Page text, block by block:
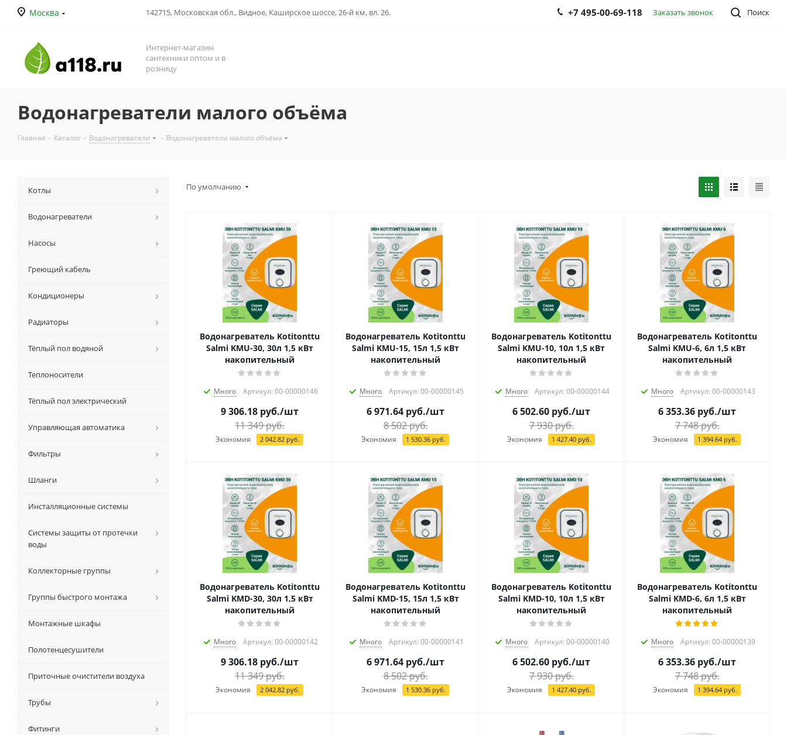
Москва 142715, Московская обл., Видное, Каширское шоссе, 26-й км, вл. 26. Поиск
+7 495-00-69-118 Заказать звонок
Интернет-магазин
сантехники оптом и в
розницу
Водонагреватели малого объёма
Главная - Каталог - Водонагреватели - Водонагреватели малого объёма
По умолчанию
Водонагреватель Kotitonttu
Salmi KMU-30, 30л 1,5 кВт
накопительный
Много Артикул: 00-00000146
9 306.18 руб./шт
11 349руб.
Экономия 2 042.82 руб.
Водонагреватель Kotitonttu
Salmi KMU-15, 15л 1,5 кВт
накопительный
Много Артикул: 00-00000145
6 971.64 руб./шт
8 502руб.
Экономия 1 530.36 руб.
Водонагреватель Kotitonttu
Salmi KMU-10, 10л 1,5 кВт
накопительный
Много Артикул: 00-00000144
6 502.60 руб./шт
7 930руб.
Экономия 1 427.40 руб.
Водонагреватель Kotitonttu
Salmi KMU-6, 6л 1,5 кВт
накопительный
Много Артикул: 00-00000143
6 353.36 руб./шт
7 748руб.
Экономия 1 394.64 руб.
Водонагреватель Kotitonttu
Salmi KMD-30, 30л 1,5 кВт
накопительный
Много Артикул: 00-00000142
9 306.18 руб./шт
11 349руб.
Экономия 2 042.82 руб.
Водонагреватель Kotitonttu
Salmi KMD-15, 15л 1,5 кВт
накопительный
Много Артикул: 00-00000141
6 971.64 руб./шт
8 502руб.
Экономия 1 530.36 руб.
Водонагреватель Kotitonttu
Salmi KMD-10, 10л 1,5 кВт
накопительный
Много Артикул: 00-00000140
6 502.60 руб./шт
7 930руб.
Экономия 1 427.40 руб.
Водонагреватель Kotitonttu
Salmi KMD-6, 6л 1,5 кВт
накопительный
Много Артикул: 00-00000139
6 353.36 руб./шт
7 748руб.
Экономия 1 394.64 руб.
Котлы
Водонагреватели
Насосы
Греющий кабель
Кондиционеры
Радиаторы
Тёплый пол водяной
Теплоносители
Тёплый пол электрический
Управляющая автоматика
Фильтры
Шланги
Инсталляционные системы
Системы защиты от протечки
воды
Коллекторные группы
Группы быстрого монтажа
Монтажные шкафы
Полотенцесушители
Приточные очистители воздуха
Трубы
Фитинги